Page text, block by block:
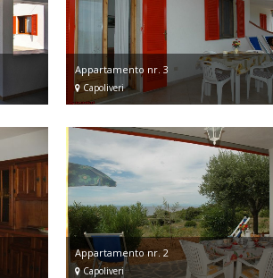
Appartamento nr. 3
Capoliveri
Appartamento nr. 2
Capoliveri